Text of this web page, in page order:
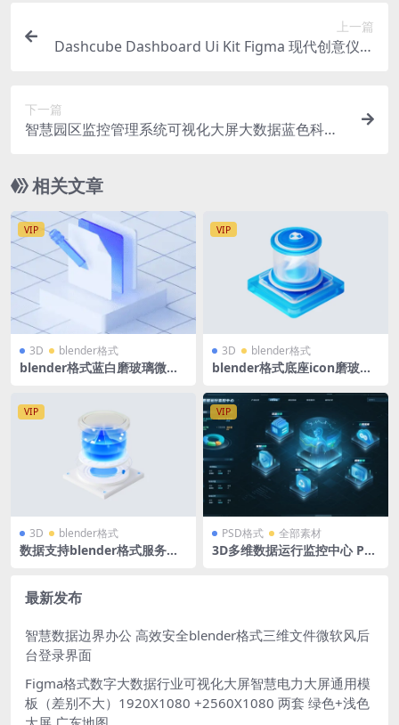
上一篇
Dashcube Dashboard Ui Kit Figma 现代创意仪表
下一篇
智慧园区监控管理系统可视化大屏大数据蓝色科技
相关文章
VIP
3D blender格式
blender格式蓝白磨玻璃微软
VIP
3D blender格式
blender格式底座icon磨玻璃
标 源文件
VIP
3D blender格式
数据支持blender格式服务器
VIP
PSD格式 全部素材
3D多维数据运行监控中心 PS
最新发布
智慧数据边界办公 高效安全blender格式三维文件微软风后
台登录界面
Figma格式数字大数据行业可视化大屏智慧电力大屏通用模
板（差别不大）1920X1080 +2560X1080 两套 绿色+浅色